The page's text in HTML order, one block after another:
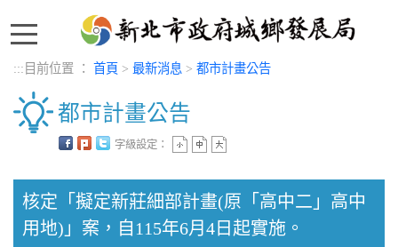
::: 目前位置 ： 首頁 > 最新消息 > 都市計畫公告
都市計畫公告
字級設定：
核定「擬定新莊細部計畫(原「高中二」高中
用地)」案，自115年6月4日起實施。